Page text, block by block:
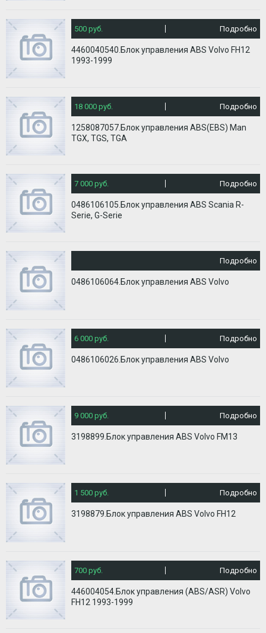
500 руб. Подробно
4460040540.Блок управления ABS Volvo FH12
1993-1999
18 000 руб. Подробно
1258087057.Блок управления ABS(EBS) Man
TGX, TGS, TGA
7 000 руб. Подробно
0486106105.Блок управления АBS Scania R-
Serie, G-Serie
Подробно
0486106064.Блок управления ABS Volvo
6 000 руб. Подробно
0486106026.Блок управления ABS Volvo
9 000 руб. Подробно
3198899.Блок управления ABS Volvo FM13
1 500 руб. Подробно
3198879.Блок управления ABS Volvo FH12
700 руб. Подробно
446004054.Блок управления (ABS/ASR) Volvo
FH12 1993-1999